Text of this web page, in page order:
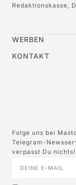
Redaktionskasse,
WERBEN
KONTAKT
Folge uns bei
Telegram-
verpasst Du nichts!